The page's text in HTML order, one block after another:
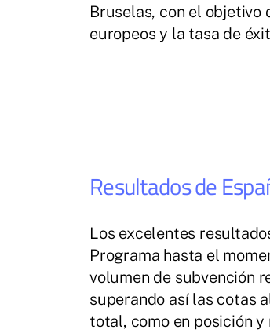
Bruselas, con el objetivo
europeos y la tasa de
Resultados de
Los excelentes
Programa hasta el
volumen de subvención
superando así las cotas
total, como en posición